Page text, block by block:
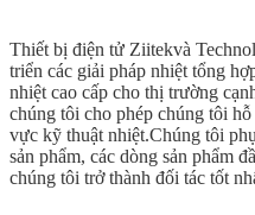
Thiết bị điện tử Ziitekvà
triển các giải pháp nhiệt tổng
nhiệt cao cấp cho thị trường
chúng tôi cho phép chúng tôi
vực kỹ thuật nhiệt.Chúng tôi
sản phẩm, các dòng sản phẩm
chúng tôi trở thành đối tác tốt